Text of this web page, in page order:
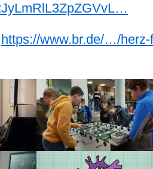
https://www.br.de/…/herz-